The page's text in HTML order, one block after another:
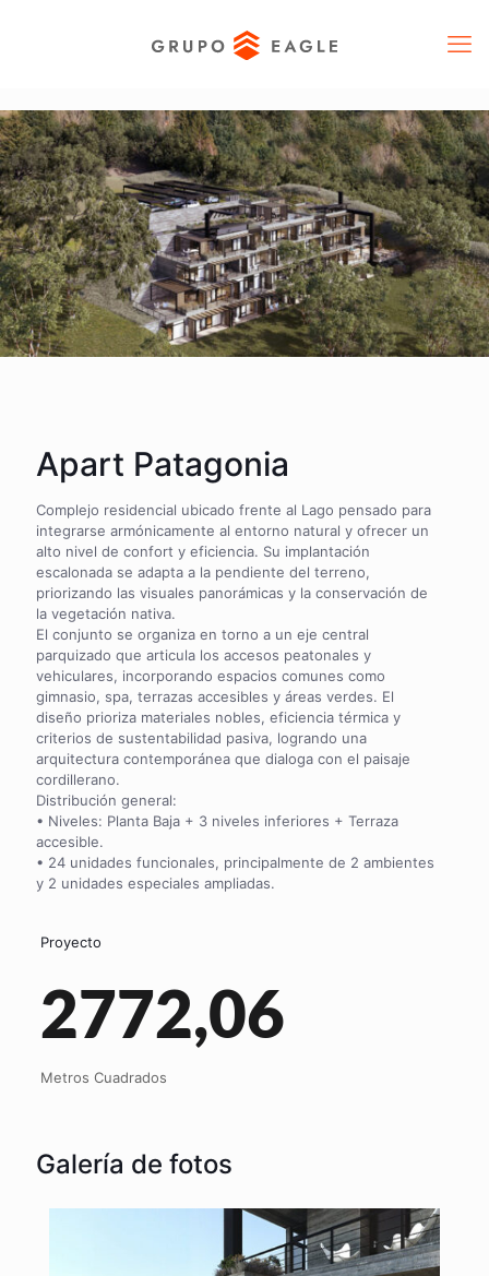
Apart Patagonia
Complejo residencial ubicado frente al Lago pensado para
integrarse armónicamente al entorno natural y ofrecer un
alto nivel de confort y eficiencia. Su implantación
escalonada se adapta a la pendiente del terreno,
priorizando las visuales panorámicas y la conservación de
la vegetación nativa.
El conjunto se organiza en torno a un eje central
parquizado que articula los accesos peatonales y
vehiculares, incorporando espacios comunes como
gimnasio, spa, terrazas accesibles y áreas verdes. El
diseño prioriza materiales nobles, eficiencia térmica y
criterios de sustentabilidad pasiva, logrando una
arquitectura contemporánea que dialoga con el paisaje
cordillerano.
Distribución general:
• Niveles: Planta Baja + 3 niveles inferiores + Terraza
accesible.
• 24 unidades funcionales, principalmente de 2 ambientes
y 2 unidades especiales ampliadas.
Proyecto
2772,06
Metros Cuadrados
Galería de fotos